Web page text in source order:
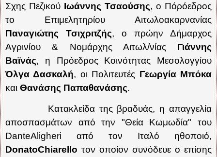
Σχης Πεζικού Ιωάννης Τσαούσης, ο Πόρόεδρος
το Επιμελητηρίου Αιτωλοακαρνανίας
Παναγιώτης Τσιχριτζής, ο πρώην Δήμαρχος
Αγρινίου & Νομάρχης Αιτωλ/νίας Γιάννης
Βαϊνάς, η Πρόεδρος Κοινότητας Μεσολογγίου
Όλγα Δασκαλή, οι Πολιτευτές Γεωργία Μπόκα
και Θανάσης Παπαθανάσης.
Κατακλείδα της βραδυάς, η απαγγελία
αποσπασμάτων από την "Θεία Κωμωδία" του
DanteAligheri από τον Ιταλό ηθοποιό,
DonatoChiarello τον οποίον συνόδευε ο επίσης